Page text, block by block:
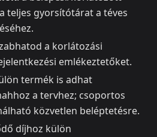
teljes gyorsítótárat a téves
a korlátozási
emlékeztetőket.
termék is adhat
a tervhez; csoportos
közvetlen beléptetésre.
díjhoz külön